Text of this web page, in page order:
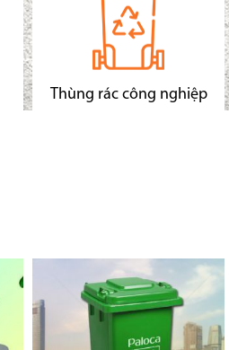
Thùng rác công nghiệp